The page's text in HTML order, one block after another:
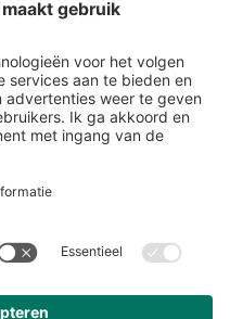
voor jou kan